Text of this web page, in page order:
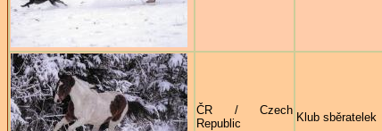
ČR / Czech
Republic
Klub sběratelek